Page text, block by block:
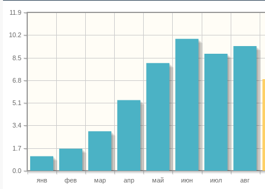
янв фев мар апр май июн июл авг
0.0
1.7
3.4
5.1
6.8
8.5
10.2
11.9